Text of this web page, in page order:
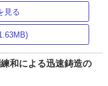
見る
和による迅速鋳造の